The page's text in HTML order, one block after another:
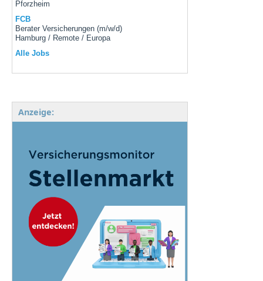
Pforzheim
FCB
Berater Versicherungen (m/w/d)
Hamburg / Remote / Europa
Alle Jobs
Anzeige: